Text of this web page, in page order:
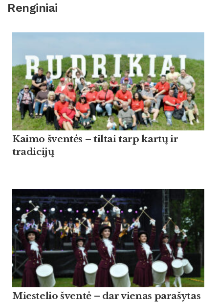
Renginiai
Kaimo šventės – tiltai tarp kartų ir
tradicijų
Miestelio šventė – dar vienas parašytas